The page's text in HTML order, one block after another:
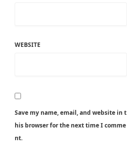
WEBSITE
Save my name, email, and website in t
his browser for the next time I comme
nt.